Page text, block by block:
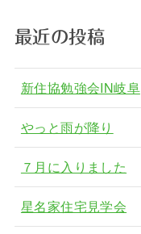
最近の投稿
新住協勉強会IN岐阜
やっと雨が降り
７月に入りました
星名家住宅見学会